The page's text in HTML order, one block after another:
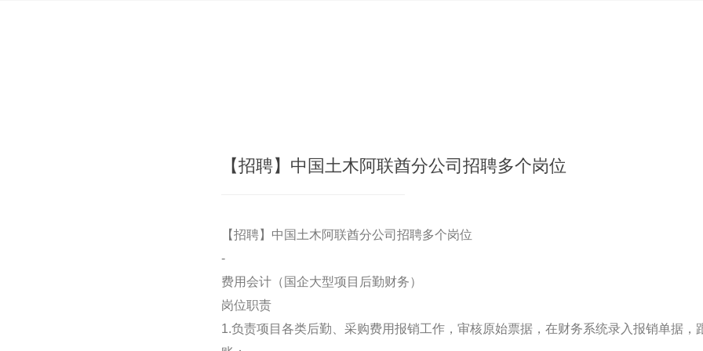
【招聘】中国土木阿联酋分公司招聘多个岗位
【招聘】中国土木阿联酋分公司招聘多个岗位
-
费用会计（国企大型项目后勤财务）
岗位职责
1.负责项目各类后勤、采购费用报销工作，审核原始票据，在财务系统录入报销单据，